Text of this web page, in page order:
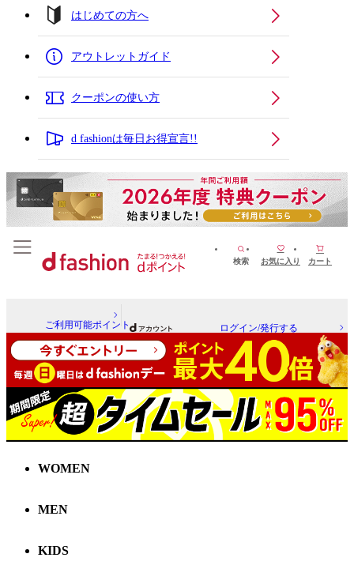
はじめての方へ
アウトレットガイド
クーポンの使い方
d fashionは毎日お得宣言!!
検索 お気に入り カート
ご利用可能ポイント ログイン/発行する
WOMEN
MEN
KIDS